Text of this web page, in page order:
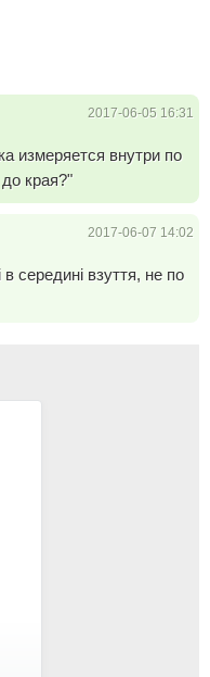
2017-06-05 16:31
измеряется внутри по
края?"
2017-06-07 14:02
середині взуття, не по